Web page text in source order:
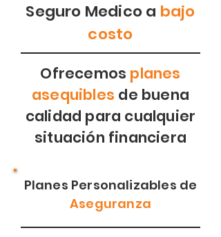
Seguro Medico a bajo
costo
Ofrecemos planes
asequibles de buena
calidad para cualquier
situación financiera
Planes Personalizables de
Aseguranza